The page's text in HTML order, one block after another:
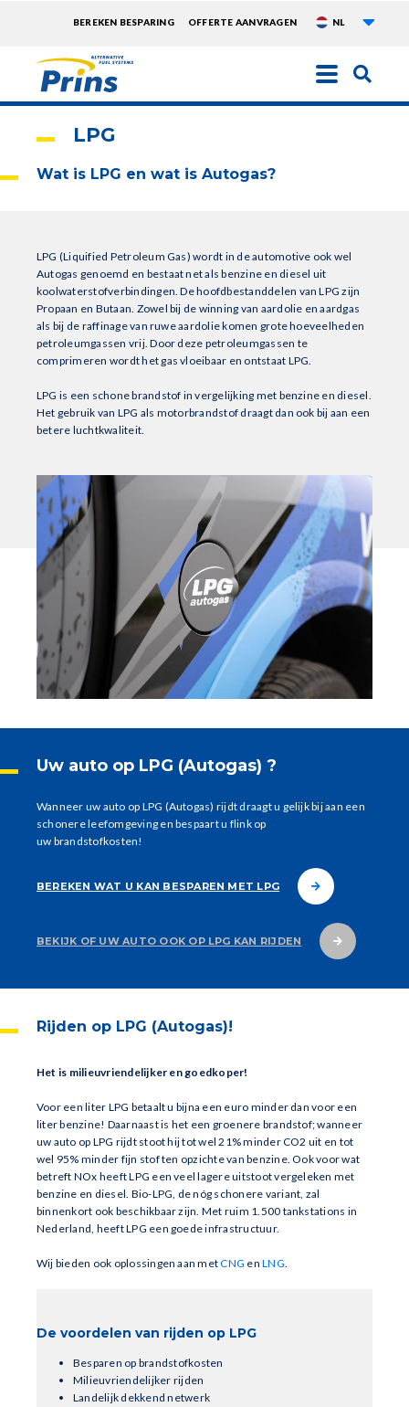
Overslaan
gaan
TOPMENU
BEREKEN BESPARING OFFERTE AANVRAGEN NL
LPG
Wat is LPG en wat is Autogas?
LPG (Liquified Petroleum Gas) wordt in de automotive ook wel
Autogas genoemd en bestaat net als benzine en diesel uit
koolwaterstofverbindingen. De hoofdbestanddelen van LPG zijn
Propaan en Butaan. Zowel bij de winning van aardolie en aardgas
als bij de raffinage van ruwe aardolie komen grote hoeveelheden
petroleumgassen vrij. Door deze petroleumgassen te
comprimeren wordt het gas vloeibaar en ontstaat LPG.
LPG is een schone brandstof in vergelijking met benzine en diesel.
Het gebruik van LPG als motorbrandstof draagt dan ook bij aan een
betere luchtkwaliteit.
Uw auto op LPG (Autogas) ?
Wanneer uw auto op LPG (Autogas) rijdt draagt u gelijk bij aan een
schonere leefomgeving en bespaart u flink op
uw brandstofkosten!
BEREKEN WAT U KAN BESPAREN MET LPG
BEKIJK OF UW AUTO OOK OP LPG KAN RIJDEN
Rijden op LPG (Autogas)!
Het is milieuvriendelijker en goedkoper!
Voor een liter LPG betaalt u bijna een euro minder dan voor een
liter benzine! Daarnaast is het een groenere brandstof; wanneer
uw auto op LPG rijdt stoot hij tot wel 21% minder CO2 uit en tot
wel 95% minder fijn stof ten opzichte van benzine. Ook voor wat
betreft NOx heeft LPG een veel lagere uitstoot vergeleken met
benzine en diesel. Bio-LPG, de nóg schonere variant, zal
binnenkort ook beschikbaar zijn. Met ruim 1.500 tankstations in
Nederland, heeft LPG een goede infrastructuur.
Wij bieden ook oplossingen aan metCNG enLNG.
De voordelen van rijden op LPG
Besparen op brandstofkosten
Milieuvriendelijker rijden
Landelijk dekkend netwerk